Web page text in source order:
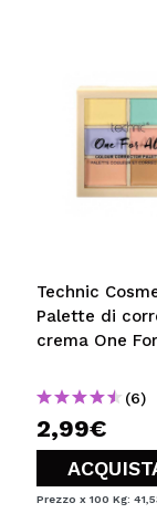
Technic
Palette di
crema One
(6)
2,99€
Prezzo x 100 Kg: